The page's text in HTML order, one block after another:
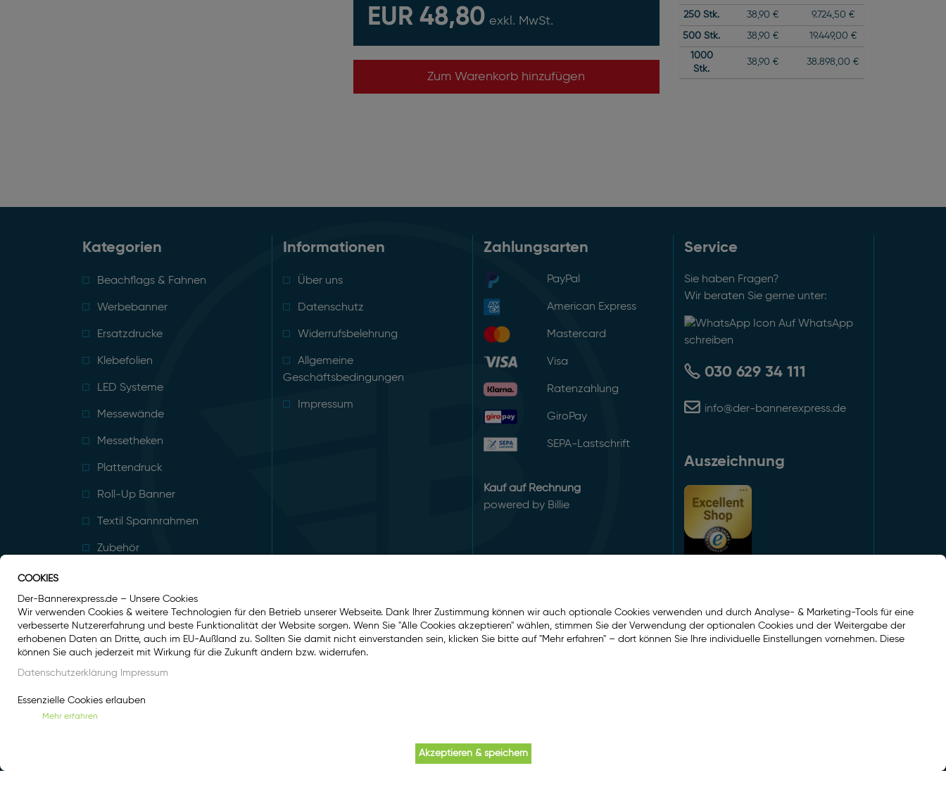
EUR 48,80 exkl. MwSt.
Zum Warenkorb hinzufügen
250 Stk. 38,90 € 9.724,50 €
500 Stk. 38,90 €
19.449,00 €
1000
Stk.
38,90 € 38.898,00 €
Kategorien
Beachflags & Fahnen
Werbebanner
Ersatzdrucke
Klebefolien
LED Systeme
Messewände
Messetheken
Plattendruck
Roll-Up Banner
Textil Spannrahmen
Zubehör
Informationen
Über uns
Datenschutz
Widerrufsbelehrung
Allgemeine
Geschäftsbedingungen
Impressum
Zahlungsarten
PayPal
American Express
Mastercard
Visa
Ratenzahlung
GiroPay
SEPA-Lastschrift
Kauf auf Rechnung
powered by Billie
Service
Sie haben Fragen?
Wir beraten Sie gerne unter:
Auf WhatsApp
schreiben
030 629 34 111
info@der-bannerexpress.de
Auszeichnung
Social Media
COOKIES
Der-Bannerexpress.de – Unsere Cookies
Wir verwenden Cookies & weitere Technologien für den Betrieb unserer Webseite. Dank Ihrer Zustimmung können wir auch optionale Cookies verwenden und durch Analyse- & Marketing-Tools für eine
verbesserte Nutzererfahrung und beste Funktionalität der Website sorgen. Wenn Sie "Alle Cookies akzeptieren" wählen, stimmen Sie der Verwendung der optionalen Cookies und der Weitergabe der
erhobenen Daten an Dritte, auch im EU-Außland zu. Sollten Sie damit nicht einverstanden sein, klicken Sie bitte auf "Mehr erfahren" – dort können Sie Ihre individuelle Einstellungen vornehmen. Diese
können Sie auch jederzeit mit Wirkung für die Zukunft ändern bzw. widerrufen.
Datenschutzerklärung Impressum
Essenzielle Cookies erlauben
Mehr erfahren
Akzeptieren & speichern